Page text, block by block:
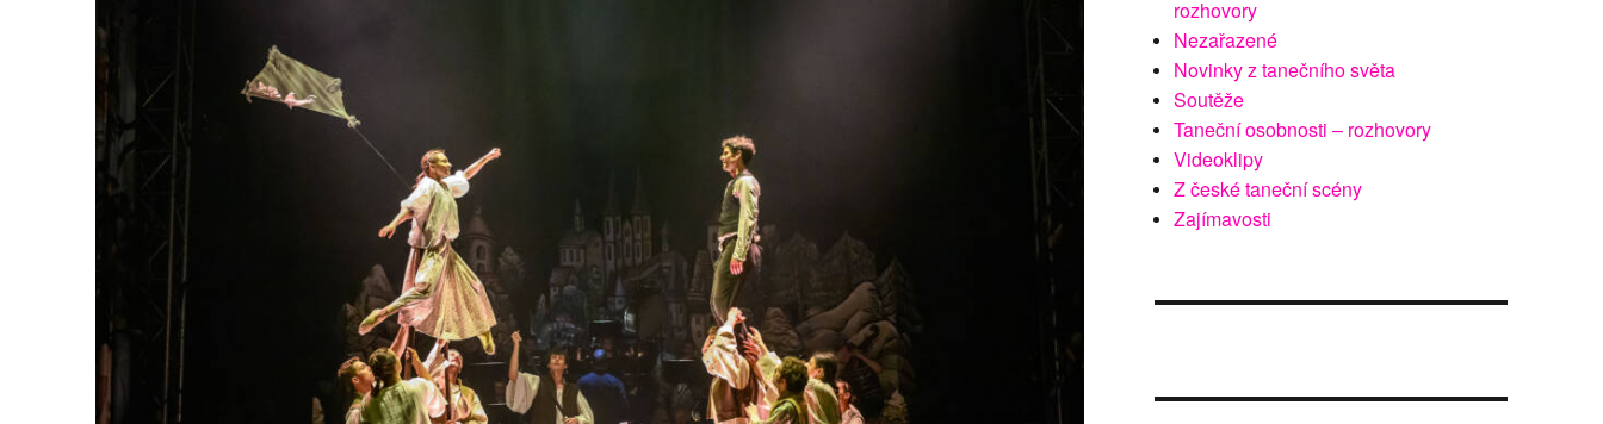
rozhovory
Nezařazené
Novinky z tanečního světa
Soutěže
Taneční osobnosti – rozhovory
Videoklipy
Z české taneční scény
Zajímavosti